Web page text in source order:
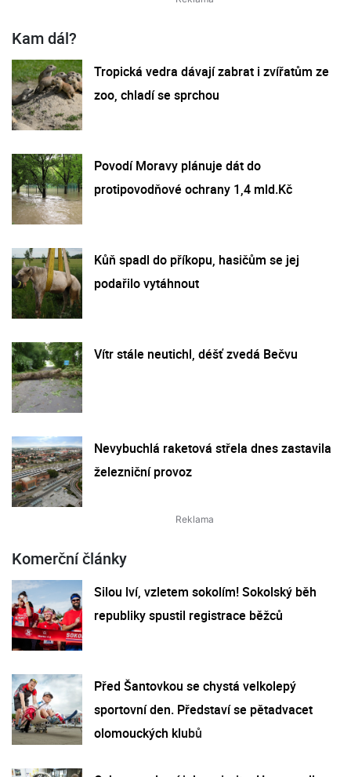
Kam dál?
Tropická vedra dávají zabrat i zvířatům ze
zoo, chladí se sprchou
Povodí Moravy plánuje dát do
protipovodňové ochrany 1,4 mld.Kč
Kůň spadl do příkopu, hasičům se jej
podařilo vytáhnout
Vítr stále neutichl, déšť zvedá Bečvu
Nevybuchlá raketová střela dnes zastavila
železniční provoz
Komerční články
Silou lví, vzletem sokolím! Sokolský běh
republiky spustil registrace běžců
Před Šantovkou se chystá velkolepý
sportovní den. Představí se pětadvacet
olomouckých klubů